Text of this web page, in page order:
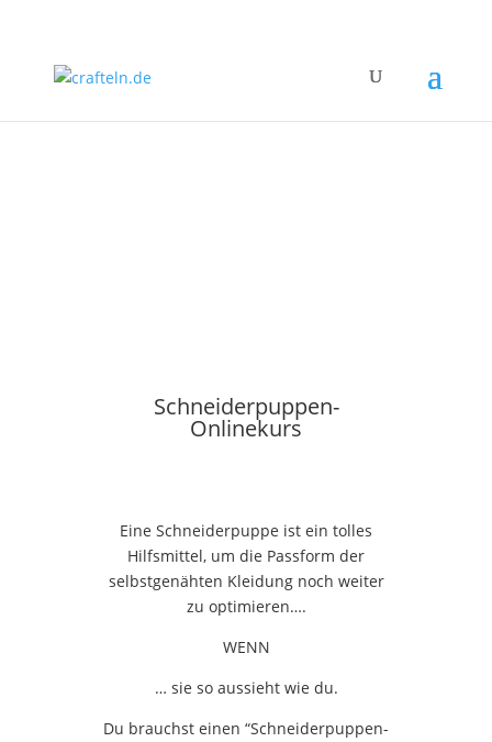
Schneiderpuppen-
Onlinekurs
Eine Schneiderpuppe ist ein tolles
Hilfsmittel, um die Passform der
selbstgenähten Kleidung noch weiter
zu optimieren….
WENN
… sie so aussieht wie du.
Du brauchst einen “Schneiderpuppen-